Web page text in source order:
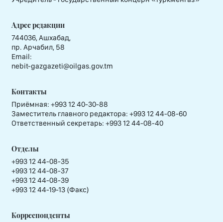
Адрес редакции
744036, Ашхабад,
пр. Арчабил, 58
Email:
nebit-gazgazeti@oilgas.gov.tm
Контакты
Приёмная: +993 12 40-30-88
Заместитель главного редактора: +993 12 44-08-60
Ответственный секретарь: +993 12 44-08-40
Отделы
+993 12 44-08-35
+993 12 44-08-37
+993 12 44-08-39
+993 12 44-19-13 (Факс)
Корреспонденты